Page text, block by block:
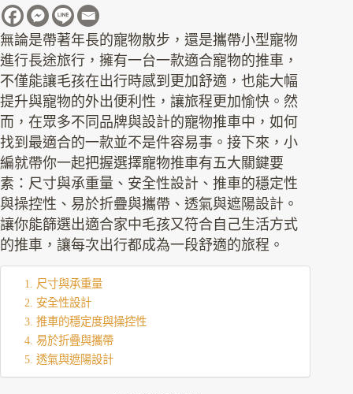
無論是帶著年長的寵物散步，還是攜帶小型寵物
進行長途旅行，擁有一台一款適合寵物的推車，
不僅能讓毛孩在出行時感到更加舒適，也能大幅
提升與寵物的外出便利性，讓旅程更加愉快。然
而，在眾多不同品牌與設計的寵物推車中，如何
找到最適合的一款並不是件容易事。接下來，小
編就帶你一起把握選擇寵物推車有五大關鍵要
素：尺寸與承重量、安全性設計、推車的穩定性
與操控性、易於折疊與攜帶、透氣與遮陽設計。
讓你能篩選出適合家中毛孩又符合自己生活方式
的推車，讓每次出行都成為一段舒適的旅程。
1. 尺寸與承重量
2. 安全性設計
3. 推車的穩定度與操控性
4. 易於折疊與攜帶
5. 透氣與遮陽設計